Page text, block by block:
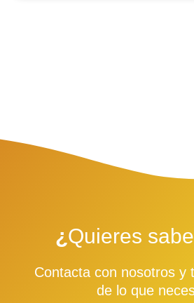
¿ Quieres
Contacta con nosotros y
de lo que